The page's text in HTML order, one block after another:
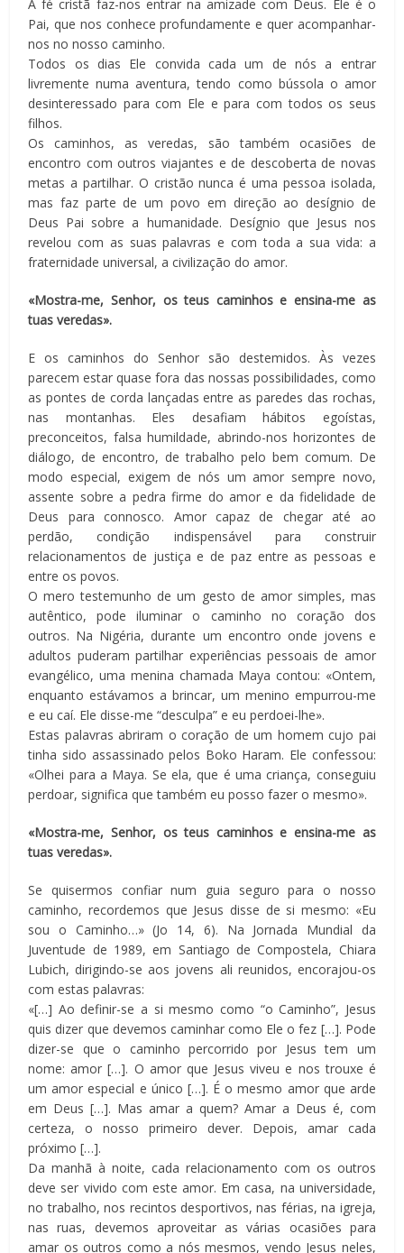
A fé cristã faz-nos entrar na amizade com Deus. Ele é o
Pai, que nos conhece profundamente e quer acompanhar-
nos no nosso caminho.
Todos os dias Ele convida cada um de nós a entrar
livremente numa aventura, tendo como bússola o amor
desinteressado para com Ele e para com todos os seus
filhos.
Os caminhos, as veredas, são também ocasiões de
encontro com outros viajantes e de descoberta de novas
metas a partilhar. O cristão nunca é uma pessoa isolada,
mas faz parte de um povo em direção ao desígnio de
Deus Pai sobre a humanidade. Desígnio que Jesus nos
revelou com as suas palavras e com toda a sua vida: a
fraternidade universal, a civilização do amor.
«Mostra-me, Senhor, os teus caminhos e ensina-me as
tuas veredas».
E os caminhos do Senhor são destemidos. Às vezes
parecem estar quase fora das nossas possibilidades, como
as pontes de corda lançadas entre as paredes das rochas,
nas montanhas. Eles desafiam hábitos egoístas,
preconceitos, falsa humildade, abrindo-nos horizontes de
diálogo, de encontro, de trabalho pelo bem comum. De
modo especial, exigem de nós um amor sempre novo,
assente sobre a pedra firme do amor e da fidelidade de
Deus para connosco. Amor capaz de chegar até ao
perdão, condição indispensável para construir
relacionamentos de justiça e de paz entre as pessoas e
entre os povos.
O mero testemunho de um gesto de amor simples, mas
autêntico, pode iluminar o caminho no coração dos
outros. Na Nigéria, durante um encontro onde jovens e
adultos puderam partilhar experiências pessoais de amor
evangélico, uma menina chamada Maya contou: «Ontem,
enquanto estávamos a brincar, um menino empurrou-me
e eu caí. Ele disse-me “desculpa” e eu perdoei-lhe».
Estas palavras abriram o coração de um homem cujo pai
tinha sido assassinado pelos Boko Haram. Ele confessou:
«Olhei para a Maya. Se ela, que é uma criança, conseguiu
perdoar, significa que também eu posso fazer o mesmo».
«Mostra-me, Senhor, os teus caminhos e ensina-me as
tuas veredas».
Se quisermos confiar num guia seguro para o nosso
caminho, recordemos que Jesus disse de si mesmo: «Eu
sou o Caminho…» (Jo 14, 6). Na Jornada Mundial da
Juventude de 1989, em Santiago de Compostela, Chiara
Lubich, dirigindo-se aos jovens ali reunidos, encorajou-os
com estas palavras:
«[…] Ao definir-se a si mesmo como “o Caminho”, Jesus
quis dizer que devemos caminhar como Ele o fez […]. Pode
dizer-se que o caminho percorrido por Jesus tem um
nome: amor […]. O amor que Jesus viveu e nos trouxe é
um amor especial e único […]. É o mesmo amor que arde
em Deus […]. Mas amar a quem? Amar a Deus é, com
certeza, o nosso primeiro dever. Depois, amar cada
próximo […].
Da manhã à noite, cada relacionamento com os outros
deve ser vivido com este amor. Em casa, na universidade,
no trabalho, nos recintos desportivos, nas férias, na igreja,
nas ruas, devemos aproveitar as várias ocasiões para
amar os outros como a nós mesmos, vendo Jesus neles,